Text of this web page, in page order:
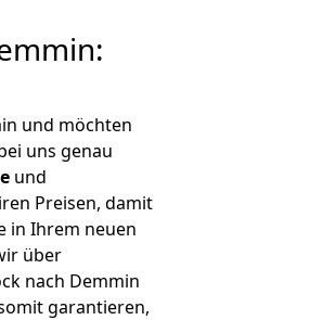
und möchten
uns genau
und
Preisen, damit
in Ihrem neuen
über
nach Demmin
garantieren,